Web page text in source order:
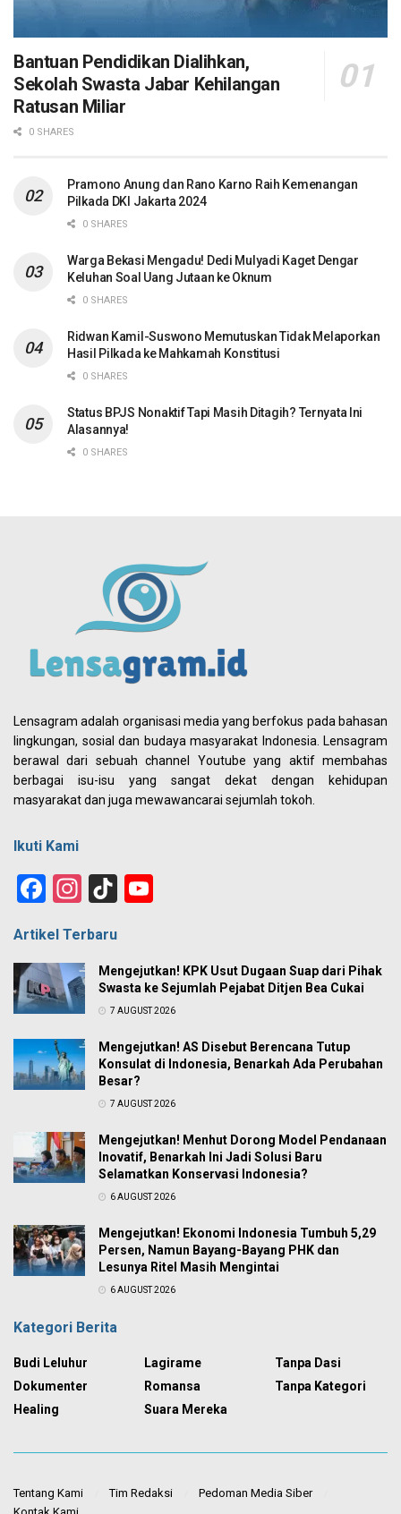
Bantuan Pendidikan Dialihkan,
Sekolah Swasta Jabar Kehilangan
Ratusan Miliar
0 SHARES
Pramono Anung dan Rano Karno Raih Kemenangan
Pilkada DKI Jakarta 2024
0 SHARES
Warga Bekasi Mengadu! Dedi Mulyadi Kaget Dengar
Keluhan Soal Uang Jutaan ke Oknum
0 SHARES
Ridwan Kamil-Suswono Memutuskan Tidak Melaporkan
Hasil Pilkada ke Mahkamah Konstitusi
0 SHARES
Status BPJS Nonaktif Tapi Masih Ditagih? Ternyata Ini
Alasannya!
0 SHARES
Lensagram adalah organisasi media yang berfokus pada bahasan
lingkungan, sosial dan budaya masyarakat Indonesia. Lensagram
berawal dari sebuah channel Youtube yang aktif membahas
berbagai isu-isu yang sangat dekat dengan kehidupan
masyarakat dan juga mewawancarai sejumlah tokoh.
Ikuti Kami
Facebook
Instagram
TikTok
Artikel Terbaru
Mengejutkan! KPK Usut Dugaan Suap dari Pihak
Swasta ke Sejumlah Pejabat Ditjen Bea Cukai
7 AUGUST 2026
Mengejutkan! AS Disebut Berencana Tutup
Konsulat di Indonesia, Benarkah Ada Perubahan
Besar?
7 AUGUST 2026
Mengejutkan! Menhut Dorong Model Pendanaan
Inovatif, Benarkah Ini Jadi Solusi Baru
Selamatkan Konservasi Indonesia?
6 AUGUST 2026
Mengejutkan! Ekonomi Indonesia Tumbuh 5,29
Persen, Namun Bayang-Bayang PHK dan
Lesunya Ritel Masih Mengintai
6 AUGUST 2026
Kategori Berita
Budi Leluhur
Dokumenter
Healing
Lagirame
Romansa
Suara Mereka
Tanpa Dasi
Tanpa Kategori
Tentang Kami Tim Redaksi
Pedoman Media Siber